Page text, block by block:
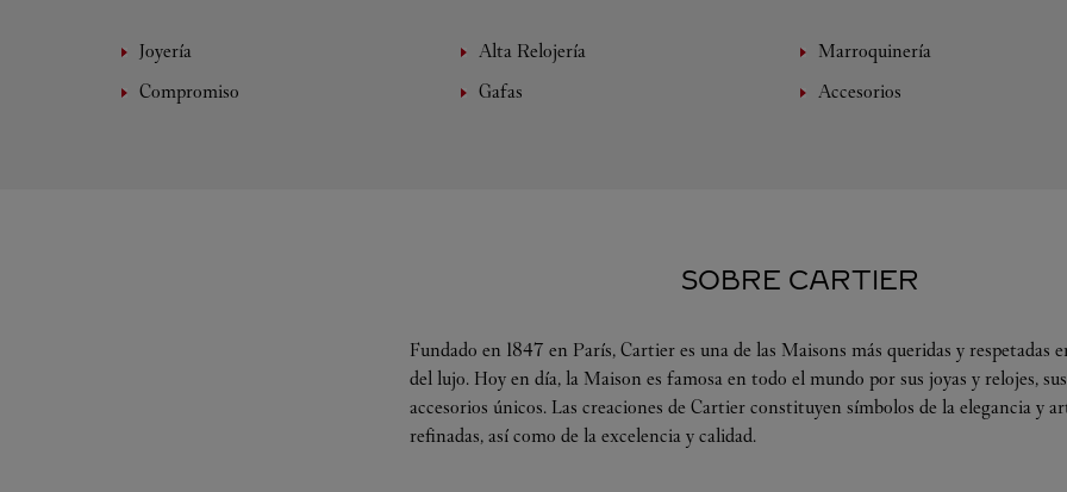
Joyería Alta Relojería Marroquinería
Compromiso
Gafas Accesorios
SOBRE CARTIER
Fundado en 1847 en París, Cartier es una de las Maisons más queridas y respetadas
del lujo. Hoy en día, la Maison es famosa en todo el mundo por sus joyas y relojes,
accesorios únicos. Las creaciones de Cartier constituyen símbolos de la elegancia y
refinadas, así como de la excelencia y calidad.